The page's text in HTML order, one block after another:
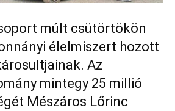
múlt csütörtökön
élelmiszert hozott
Az
mintegy 25 millió
Mészáros Lőrinc